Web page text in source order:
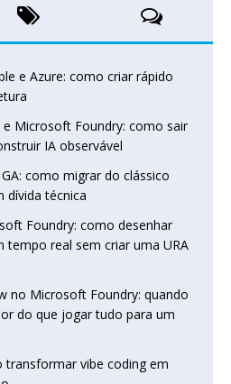
e Azure: como criar rápido
e Microsoft Foundry: como sair
IA observável
como migrar do clássico
dívida técnica
Foundry: como desenhar
tempo real sem criar uma URA
no Microsoft Foundry: quando
do que jogar tudo para um
transformar vibe coding em